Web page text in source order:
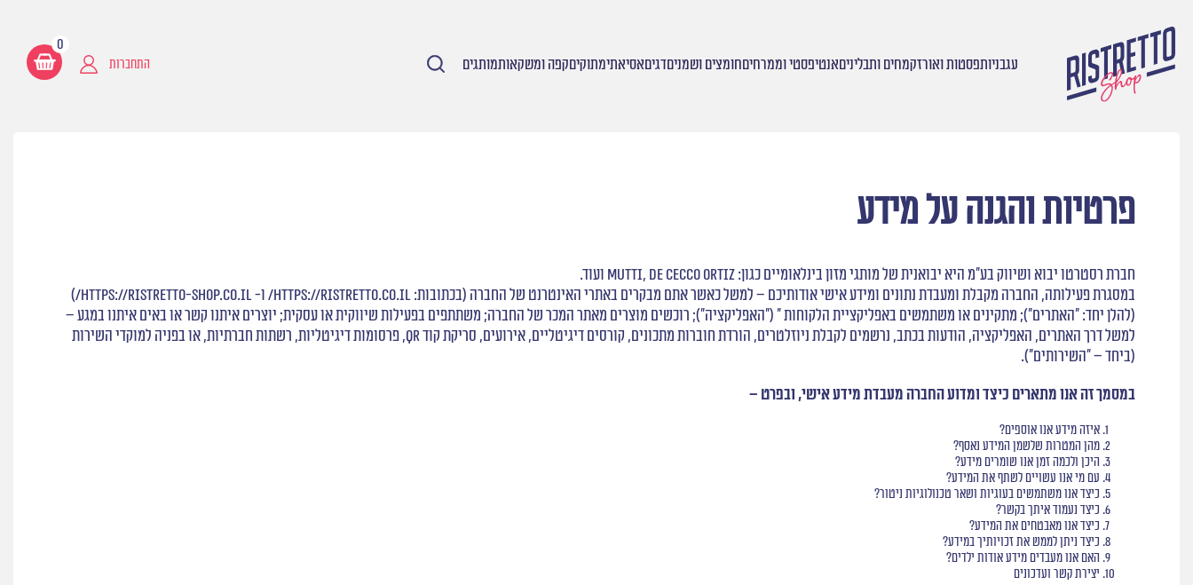
התחברות
0
עגבניותפסטות ואורזקמחים ותבליניםאנטיפסטי וממרחיםחומצים ושמניםדגיםאסיאתימתוקיםקפה ומשקאותמותגים
פרטיות והגנה על מידע
פרטיות והגנה על מידע
חברת רסטרטו יבוא ושיווק בע"מ היא יבואנית של מותגי מזון בינלאומיים כגון: MUTTI, DE CECCO ORTIZ ועוד.
במסגרת פעילותה, החברה מקבלת ומעבדת נתונים ומידע אישי אודותיכם – למשל כאשר אתם מבקרים באתרי האינטרנט של החברה (בכתובות: https://ristretto.co.il/ ו- https://ristretto-shop.co.il/)
(להלן יחד: "האתרים"); מתקינים או משתמשים באפליקציית הלקוחות " ("האפליקציה"); רוכשים מוצרים מאתר המכר של החברה; משתתפים בפעילות שיווקית או עסקית; יוצרים איתנו קשר או באים איתנו במגע –
למשל דרך האתרים, האפליקציה, הודעות בכתב, נרשמים לקבלת ניוזלטרים, הורדת חוברות מתכונים, קורסים דיגיטליים, אירועים, סריקת קוד QR, פרסומות דיגיטליות, רשתות חברתיות, או בפניה למוקדי השירות
(ביחד – "השירותים").
במסמך זה אנו מתארים כיצד ומדוע החברה מעבדת מידע אישי, ובפרט –
איזה מידע אנו אוספים?
מהן המטרות שלשמן המידע נאסף?
היכן ולכמה זמן אנו שומרים מידע?
עם מי אנו עשויים לשתף את המידע?
כיצד אנו משתמשים בעוגיות ושאר טכנולוגיות ניטור?
כיצד נעמוד איתך בקשר?
כיצד אנו מאבטחים את המידע?
כיצד ניתן לממש את זכויותיך במידע?
האם אנו מעבדים מידע אודות ילדים?
יצירת קשר ועדכונים